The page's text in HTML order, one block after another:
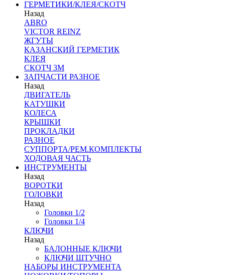
ГЕРМЕТИКИ/КЛЕЯ/СКОТЧ
Назад
ABRO
VICTOR REINZ
ЖГУТЫ
КАЗАНСКИЙ ГЕРМЕТИК
КЛЕЯ
СКОТЧ 3М
ЗАПЧАСТИ РАЗНОЕ
Назад
ДВИГАТЕЛЬ
КАТУШКИ
КОЛЕСА
КРЫШКИ
ПРОКЛАДКИ
РАЗНОЕ
СУППОРТА/РЕМ.КОМПЛЕКТЫ
ХОДОВАЯ ЧАСТЬ
ИНСТРУМЕНТЫ
Назад
ВОРОТКИ
ГОЛОВКИ
Назад
Головки 1/2
Головки 1/4
КЛЮЧИ
Назад
БАЛОННЫЕ КЛЮЧИ
КЛЮЧИ ШТУЧНО
НАБОРЫ ИНСТРУМЕНТА